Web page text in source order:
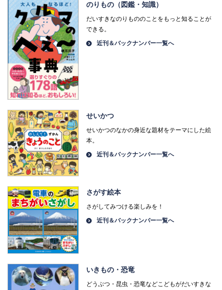
のりもの（図鑑・知識）
だいすきなのりもののことをもっと知ることが
できる。
近刊＆バックナンバー一覧へ
せいかつ
せいかつのなかの身近な題材をテーマにした絵
本。
近刊＆バックナンバー一覧へ
さがす絵本
さがしてみつける楽しみを！
近刊＆バックナンバー一覧へ
いきもの・恐竜
どうぶつ・昆虫・恐竜などこどもがだいすきな